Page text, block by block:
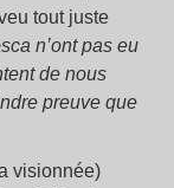
tout juste
n’ont pas eu
de nous
preuve que
visionnée)